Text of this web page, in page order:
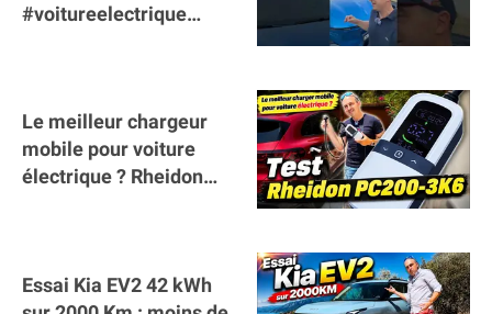
#voitureelectrique
Le meilleur chargeur
mobile pour voiture
électrique ? Rheidon
Essai Kia EV2 42 kWh